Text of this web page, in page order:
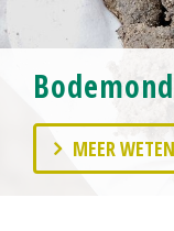
MEER WETEN